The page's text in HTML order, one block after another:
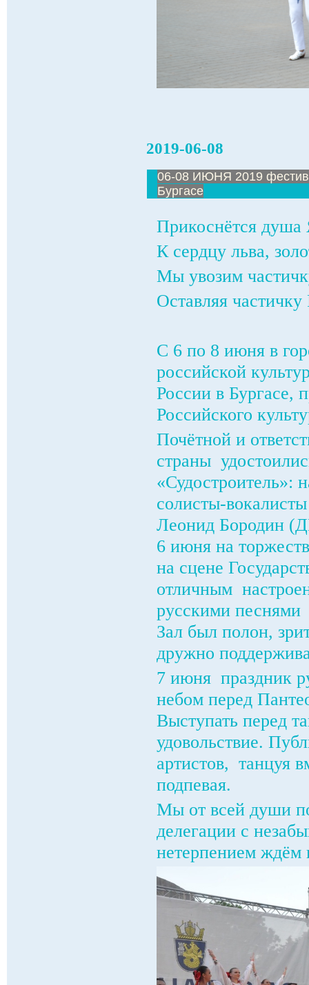
2019-06-08
06-08 ИЮНЯ 2019
Бургасе
Прикоснётся душа
К сердцу льва,
Мы увозим
Оставляя частичку
С 6 по 8 июня в
российской
России в Бургасе,
Российского
Почётной и
страны
«Судостроитель»:
солисты-
Леонид Бородин
6 июня на
на сцене
отличным
русскими песнями
Зал был полон,
дружно
7 июня праздник
небом перед
Выступать перед
удовольствие.
артистов, танцуя
подпевая.
Мы от всей души
делегации с
нетерпением ждём